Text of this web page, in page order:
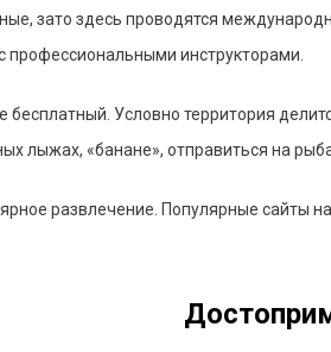
зато здесь проводятся
профессиональными инструкторами.
бесплатный. Условно территория
лыжах, «банане», отправиться на
развлечение. Популярные сайты